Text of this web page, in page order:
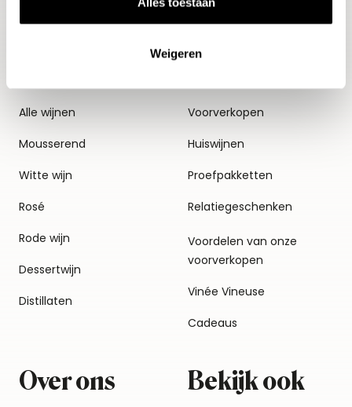
Weigeren
Alle wijnen
Mousserend
Witte wijn
Rosé
Rode wijn
Dessertwijn
Distillaten
Thema's
Voorverkopen
Huiswijnen
Proefpakketten
Relatiegeschenken
Voordelen van onze
voorverkopen
Vinée Vineuse
Cadeaus
Over ons Bekijk ook